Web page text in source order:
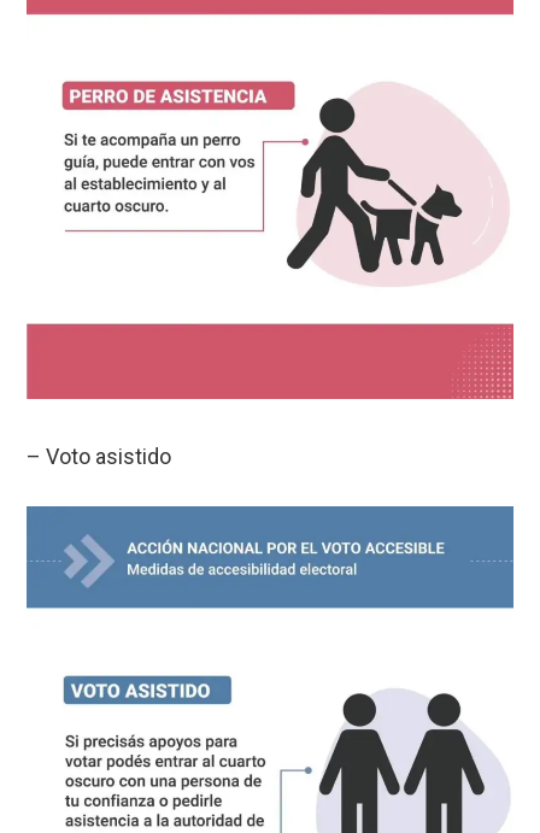
– Voto asistido